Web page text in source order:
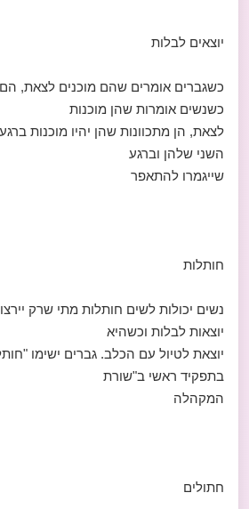
יוצאים לבלות
כשגברים אומרים שהם מוכנים לצאת,
כשנשים אומרות שהן מוכנות
לצאת, הן מתכוונות שהן יהיו מוכנות
השני שלהן וברגע
שייגמרו להתאפר
חותלות
נשים יכולות לשים חותלות מתי שרק
יוצאות לבלות וכשהיא
יוצאת לטיול עם הכלב. גברים ישימו
בתפקיד ראשי ב"שורת
המקהלה
חתולים